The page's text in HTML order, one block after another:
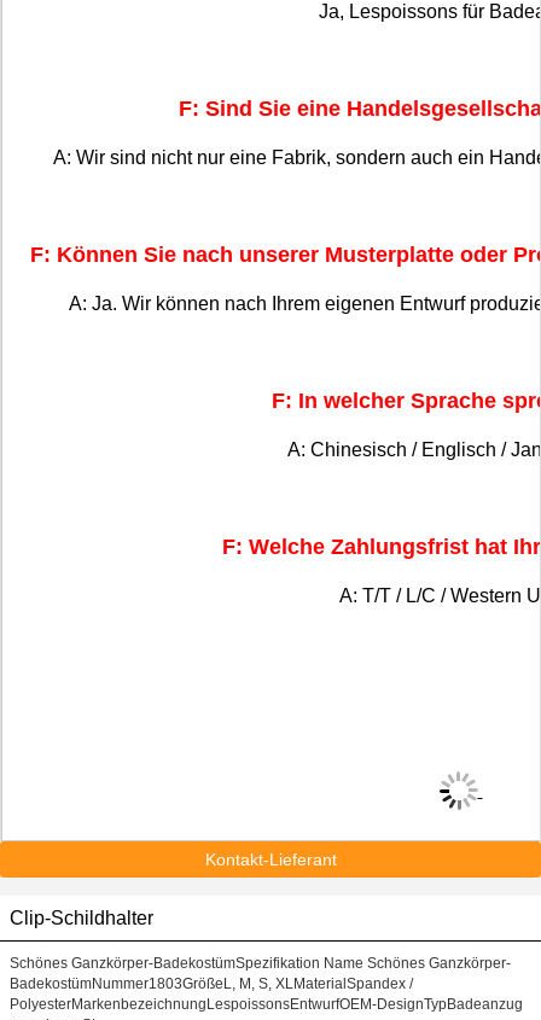
Ja, Lespoissons für
F: Sind Sie eine
A: Wir sind nicht nur eine Fabrik, sondern auch ein
F: Können Sie nach unserer Musterplatte oder
A: Ja. Wir können nach Ihrem eigenen Entwurf
F: In welcher Sprache
A: Chinesisch / Englisch /
F: Welche Zahlungsfrist hat
A: T/T / L/C / Western
Kontakt-Lieferant
Clip-Schildhalter
Schönes Ganzkörper-BadekostümSpezifikation Name Schönes Ganzkörper-
BadekostümNummer1803GrößeL, M, S, XLMaterialSpandex /
PolyesterMarkenbezeichnungLespoissonsEntwurfOEM-DesignTypBadeanzug